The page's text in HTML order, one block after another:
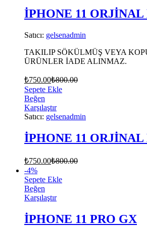
İPHONE 11 ORJİNAL
Satıcı: gelsenadmin
TAKILIP SÖKÜLMÜŞ VEYA
ÜRÜNLER İADE ALINMAZ.
₺750.00₺800.00
Sepete Ekle
Beğen
Karşılaştır
Satıcı: gelsenadmin
İPHONE 11 ORJİNAL
₺750.00₺800.00
-4%
Sepete Ekle
Beğen
Karşılaştır
İPHONE 11 PRO GX